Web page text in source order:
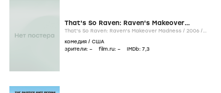
That's So Raven: Raven's Makeover
Madness
That's So Raven: Raven's Makeover Madness / 2006 /
комедия / США
зрители: – film.ru: – IMDb: 7,3